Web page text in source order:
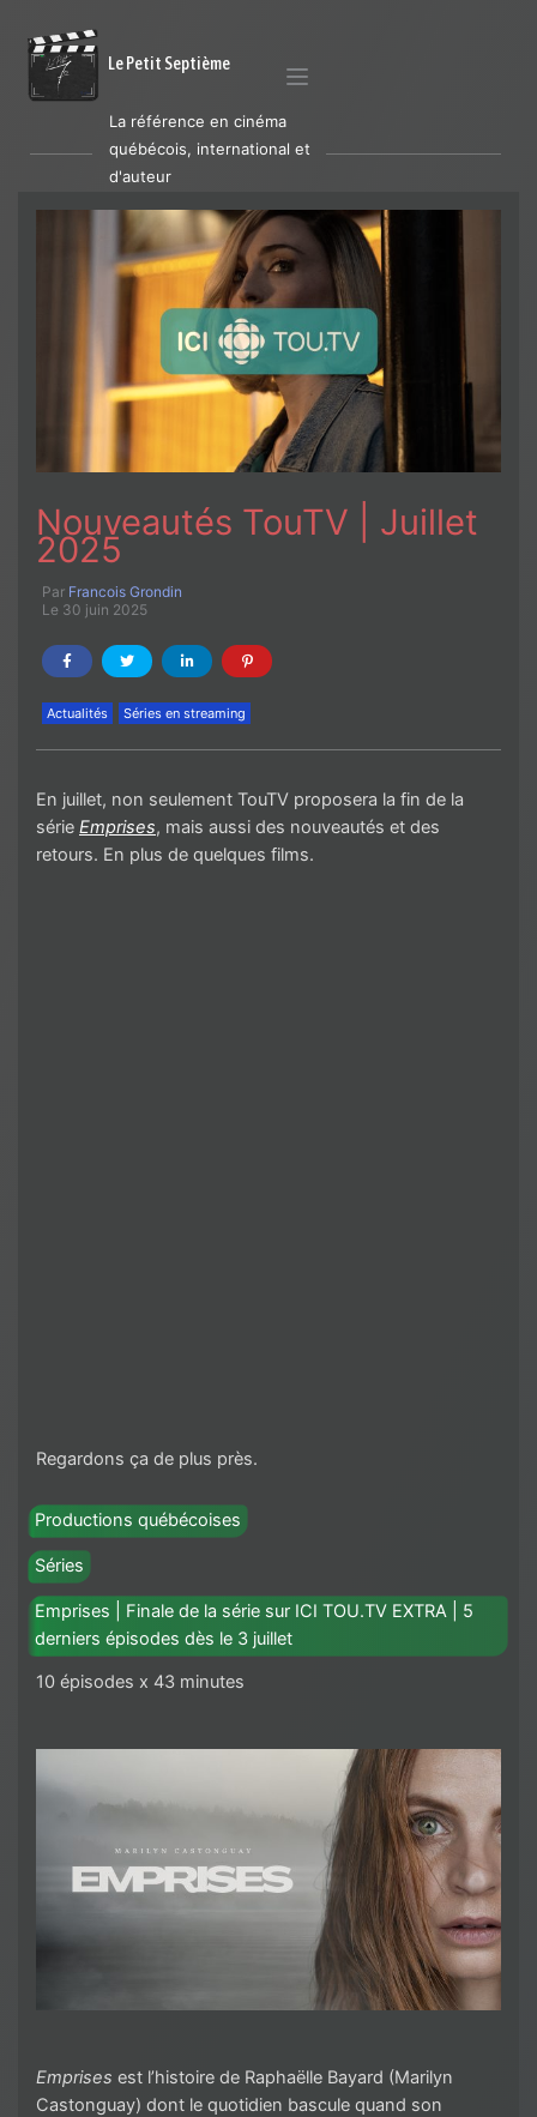
Le Petit Septième
La référence en cinéma
québécois, international et
d'auteur
Nouveautés TouTV | Juillet
2025
Par Francois Grondin
Le 30 juin 2025
Actualités Séries en streaming
En juillet, non seulement TouTV proposera la fin de la
série Emprises, mais aussi des nouveautés et des
retours. En plus de quelques films.
Regardons ça de plus près.
Productions québécoises
Séries
Emprises | Finale de la série sur ICI TOU.TV EXTRA | 5
derniers épisodes dès le 3 juillet
10 épisodes x 43 minutes
Emprises est l’histoire de Raphaëlle Bayard (Marilyn
Castonguay) dont le quotidien bascule quand son